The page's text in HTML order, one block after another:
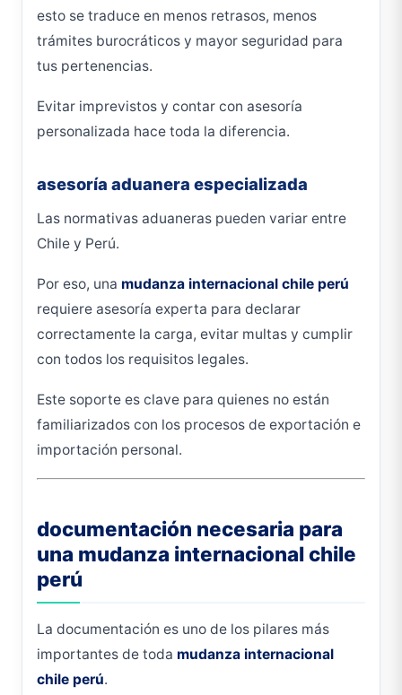
esto se traduce en menos retrasos, menos
trámites burocráticos y mayor seguridad para
tus pertenencias.
Evitar imprevistos y contar con asesoría
personalizada hace toda la diferencia.
asesoría aduanera especializada
Las normativas aduaneras pueden variar entre
Chile y Perú.
Por eso, una mudanza internacional chile perú
requiere asesoría experta para declarar
correctamente la carga, evitar multas y cumplir
con todos los requisitos legales.
Este soporte es clave para quienes no están
familiarizados con los procesos de exportación e
importación personal.
documentación necesaria para
una mudanza internacional chile
perú
La documentación es uno de los pilares más
importantes de toda mudanza internacional
chile perú.